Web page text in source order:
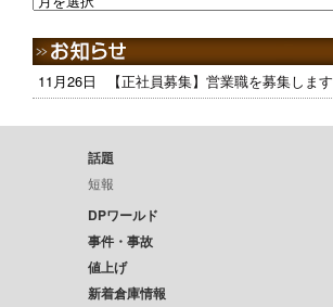
11月26日 【正社員募集】営業職を募集します
話題
短報
DPワールド
事件・事故
値上げ
新着倉庫情報